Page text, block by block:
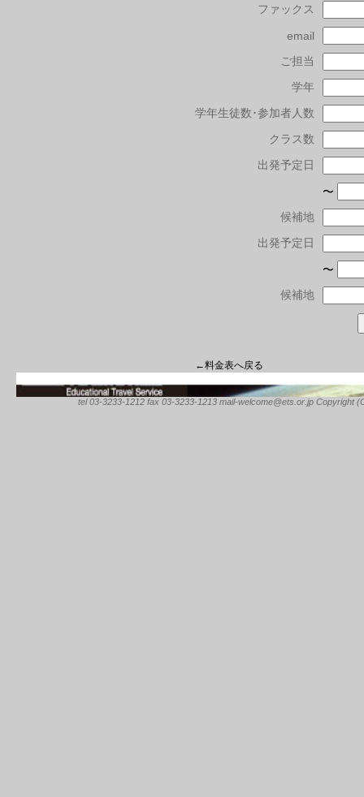
ファックス
email
ご担当
学年
学年生徒数･参加者人数
クラス数
出発予定日
〜
候補地
出発予定日
〜
候補地
←料金表へ戻る
tel 03-3233-1212 fax 03-3233-1213 mail-welcome@ets.or.jp Copyright